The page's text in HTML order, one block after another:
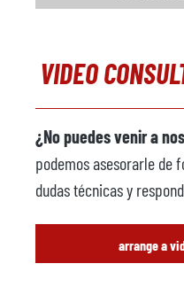
VIDEO
¿No puedes venir a
podemos asesorarle de
dudas técnicas y
arrange a